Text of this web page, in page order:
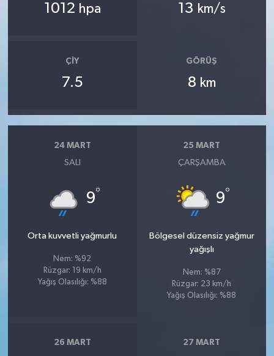
1012 hpa 13 km/s
ÇIY
7.5
GÖRÜŞ
8 km
24 MART
SALI
9°
Orta kuvvetli yağmurlu
Nem: %92
Rüzgar: 19 km/h
Yağış Olasılığı: %88
25 MART
ÇARŞAMBA
9°
Bölgesel düzensiz yağmur
yağışlı
Nem: %87
Rüzgar: 23 km/h
Yağış Olasılığı: %88
26 MART 27 MART